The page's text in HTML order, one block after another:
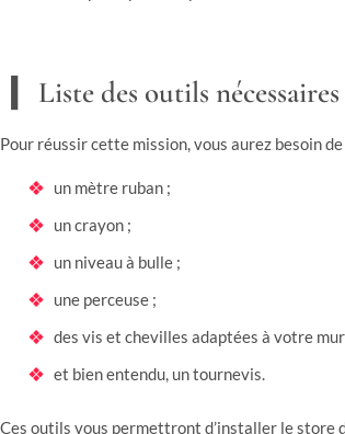
Liste des outils
Pour réussir cette mission, vous aurez besoin
un mètre ruban ;
un crayon ;
un niveau à bulle ;
une perceuse ;
des vis et chevilles adaptées à votre
et bien entendu, un tournevis.
Ces outils vous permettront d’installer le store